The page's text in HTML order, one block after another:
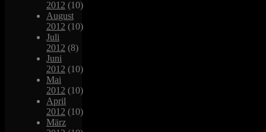
2012 (10)
August
2012 (10)
Juli
2012 (8)
Juni
2012 (10)
Mai
2012 (10)
April
2012 (10)
März